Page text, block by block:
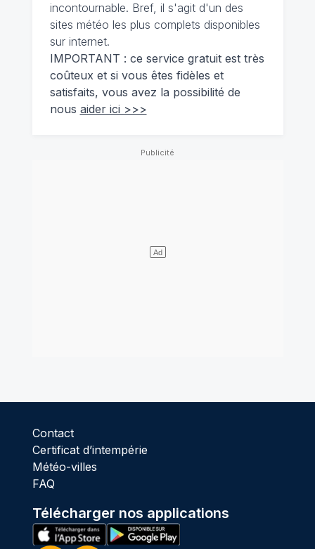
incontournable. Bref, il s'agit d'un des
sites météo les plus complets disponibles
sur internet.
IMPORTANT : ce service gratuit est très
coûteux et si vous êtes fidèles et
satisfaits, vous avez la possibilité de
nous aider ici >>>
Contact
Certificat d’intempérie
Météo-villes
FAQ
Télécharger nos applications